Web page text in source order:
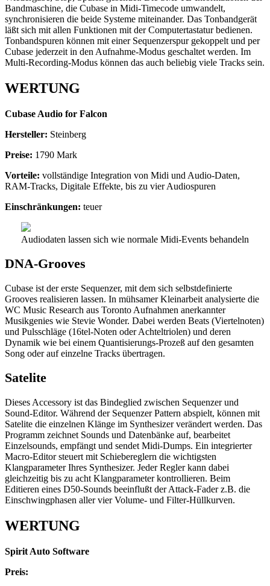
Bandmaschine, die Cubase in Midi-Timecode umwandelt,
synchronisieren die beide Systeme miteinander. Das Tonbandgerät
läßt sich mit allen Funktionen mit der Computertastatur bedienen.
Tonbandspuren können mit einer Sequenzerspur gekoppelt und per
Cubase jederzeit in den Aufnahme-Modus geschaltet werden. Im
Multi-Recording-Modus können das auch beliebig viele Tracks sein.
WERTUNG
Cubase Audio for Falcon
Hersteller: Steinberg
Preise: 1790 Mark
Vorteile: vollständige Integration von Midi und Audio-Daten,
RAM-Tracks, Digitale Effekte, bis zu vier Audiospuren
Einschränkungen: teuer
Audiodaten lassen sich wie normale Midi-Events behandeln
DNA-Grooves
Cubase ist der erste Sequenzer, mit dem sich selbstdefinierte
Grooves realisieren lassen. In mühsamer Kleinarbeit analysierte die
WC Music Research aus Toronto Aufnahmen anerkannter
Musikgenies wie Stevie Wonder. Dabei werden Beats (Viertelnoten)
und Pulsschläge (16tel-Noten oder Achteltriolen) und deren
Dynamik wie bei einem Quantisierungs-Prozeß auf den gesamten
Song oder auf einzelne Tracks übertragen.
Satelite
Dieses Accessory ist das Bindeglied zwischen Sequenzer und
Sound-Editor. Während der Sequenzer Pattern abspielt, können mit
Satelite die einzelnen Klänge im Synthesizer verändert werden. Das
Programm zeichnet Sounds und Datenbänke auf, bearbeitet
Einzelsounds, empfängt und sendet Midi-Dumps. Ein integrierter
Macro-Editor steuert mit Schiebereglern die wichtigsten
Klangparameter Ihres Synthesizer. Jeder Regler kann dabei
gleichzeitig bis zu acht Klangparameter kontrollieren. Beim
Editieren eines D50-Sounds beeinflußt der Attack-Fader z.B. die
Einschwingphasen aller vier Volume- und Filter-Hüllkurven.
WERTUNG
Spirit Auto Software
Preis: